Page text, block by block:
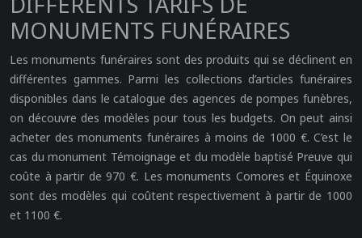
MONUMENTS FUNÉRAIRES
Les monuments funéraires sont des produits qui se déclinent en
différentes gammes. Parmi les collections d’articles funéraires
disponibles dans le catalogue des agences de pompes funèbres,
on découvre des modèles pour tous les budgets. On peut ainsi
acheter des monuments funéraires à moins de 1000 €. C’est le
cas du monument Témoignage et du modèle baptisé Preuve qui
coûte à partir de 970 €. Les monuments Comores et Équinoxe
sont des modèles qui coûtent respectivement à partir de 1000
et 1100 €.